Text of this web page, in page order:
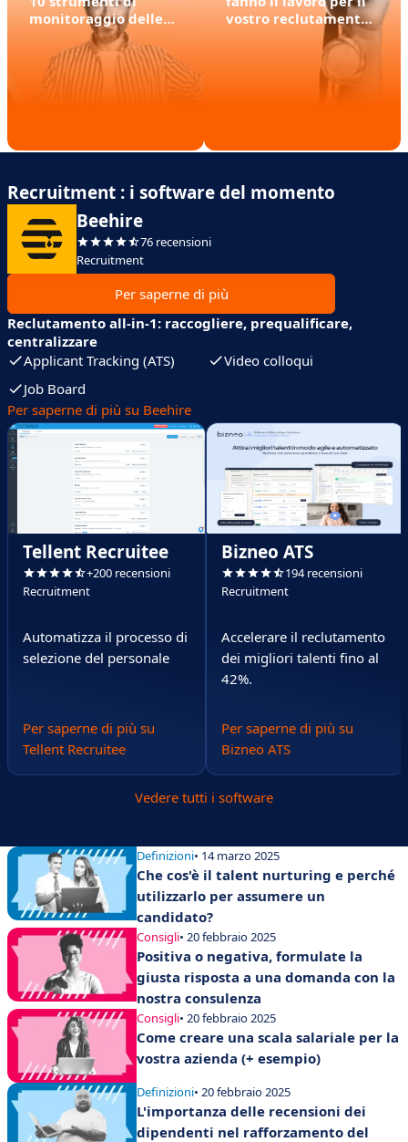
monitoraggio delle
candidature
vostro reclutamento
(+ alternative)
Recruitment : i software del momento
Beehire
76 recensioni
Recruitment
Per saperne di più
Reclutamento all-in-1: raccogliere, prequalificare,
centralizzare
Applicant Tracking (ATS)
Video colloqui
Job Board
Per saperne di più su Beehire
Tellent Recruitee
+200 recensioni
Recruitment
Automatizza il processo di
selezione del personale
Per saperne di più su
Tellent Recruitee
Bizneo ATS
194 recensioni
Recruitment
Accelerare il reclutamento
dei migliori talenti fino al
42%.
Per saperne di più su
Bizneo ATS
Vedere tutti i software
Definizioni• 14 marzo 2025
Che cos'è il talent nurturing e perché
utilizzarlo per assumere un
candidato?
Consigli• 20 febbraio 2025
Positiva o negativa, formulate la
giusta risposta a una domanda con la
nostra consulenza
Consigli• 20 febbraio 2025
Come creare una scala salariale per la
vostra azienda (+ esempio)
Definizioni• 20 febbraio 2025
L'importanza delle recensioni dei
dipendenti nel rafforzamento del